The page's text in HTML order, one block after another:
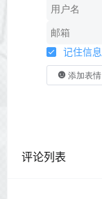
记住信息
添加表情
评论列表